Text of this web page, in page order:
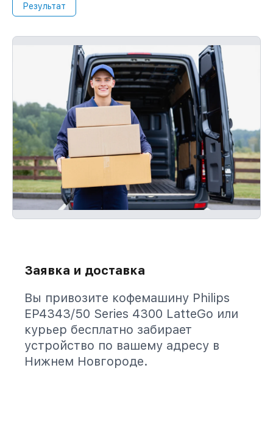
Результат
Заявка и доставка
Вы привозите кофемашину Philips
EP4343/50 Series 4300 LatteGo или
курьер бесплатно забирает
устройство по вашему адресу в
Нижнем Новгороде.